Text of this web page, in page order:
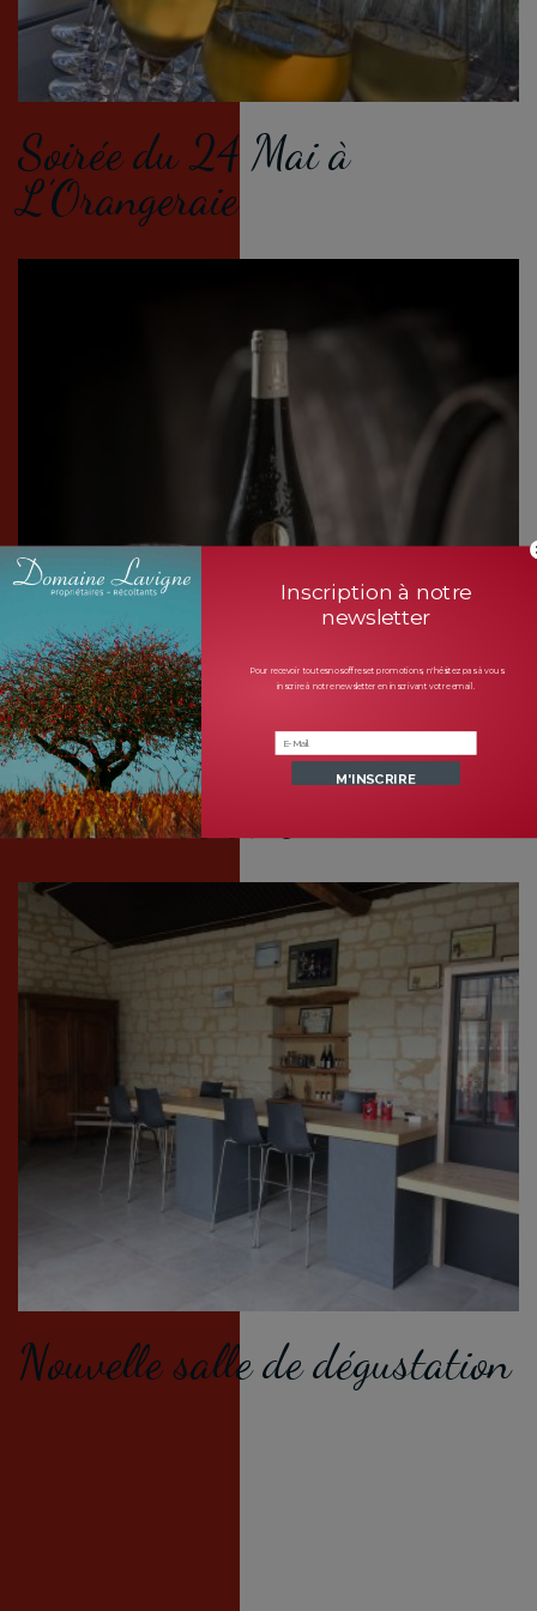
Soirée du 24 Mai à
L’Orangeraie
Acheter nos vins
Nouvelle salle de dégustation
Inscription à notre
newsletter
Pour recevoir toutes nos offres et promotions, n'hésitez pas à vous
inscrire à notre newsletter en inscrivant votre email.